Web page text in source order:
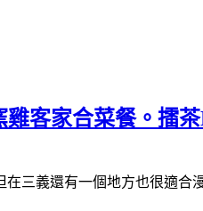
客家合菜餐。擂
在三義還有一個地方也很適合